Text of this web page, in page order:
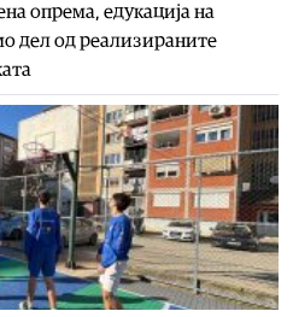
опрема, едукација на
дел од реализираните